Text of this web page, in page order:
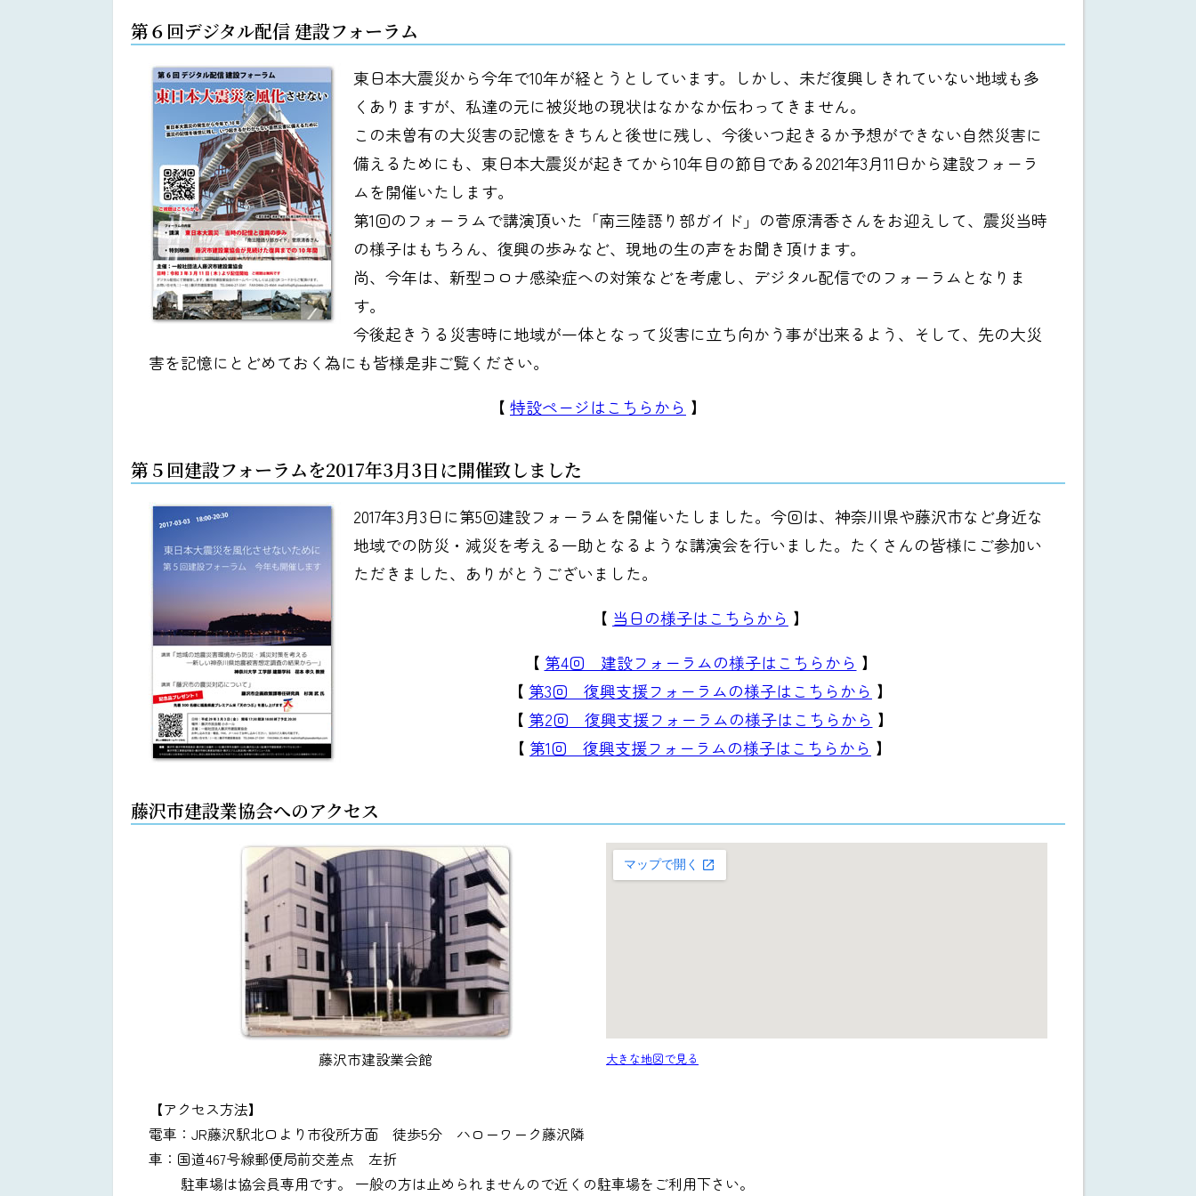
第６回デジタル配信 建設フォーラム
東日本大震災から今年で10年が経とうとしています。しかし、未だ復興しきれていない地域も多
くありますが、私達の元に被災地の現状はなかなか伝わってきません。
この未曽有の大災害の記憶をきちんと後世に残し、今後いつ起きるか予想ができない自然災害に
備えるためにも、東日本大震災が起きてから10年目の節目である2021年3月11日から建設フォーラ
ムを開催いたします。
第1回のフォーラムで講演頂いた「南三陸語り部ガイド」の菅原清香さんをお迎えして、震災当時
の様子はもちろん、復興の歩みなど、現地の生の声をお聞き頂けます。
尚、今年は、新型コロナ感染症への対策などを考慮し、デジタル配信でのフォーラムとなりま
す。
今後起きうる災害時に地域が一体となって災害に立ち向かう事が出来るよう、そして、先の大災
害を記憶にとどめておく為にも皆様是非ご覧ください。
【 特設ページはこちらから 】
第５回建設フォーラムを2017年3月3日に開催致しました
2017年3月3日に第5回建設フォーラムを開催いたしました。今回は、神奈川県や藤沢市など身近な
地域での防災・減災を考える一助となるような講演会を行いました。たくさんの皆様にご参加い
ただきました、ありがとうございました。
【 当日の様子はこちらから 】
【 第4回 建設フォーラムの様子はこちらから 】
【 第3回 復興支援フォーラムの様子はこちらから 】
【 第2回 復興支援フォーラムの様子はこちらから 】
【 第1回 復興支援フォーラムの様子はこちらから 】
藤沢市建設業協会へのアクセス
藤沢市建設業会館 大きな地図で見る
【アクセス方法】
電車：JR藤沢駅北口より市役所方面 徒歩5分 ハローワーク藤沢隣
車：国道467号線郵便局前交差点 左折
駐車場は協会員専用です。 一般の方は止められませんので近くの駐車場をご利用下さい。